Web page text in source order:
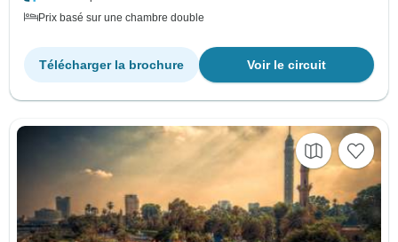
Prix basé sur une chambre double
Voir le circuit
Télécharger la brochure